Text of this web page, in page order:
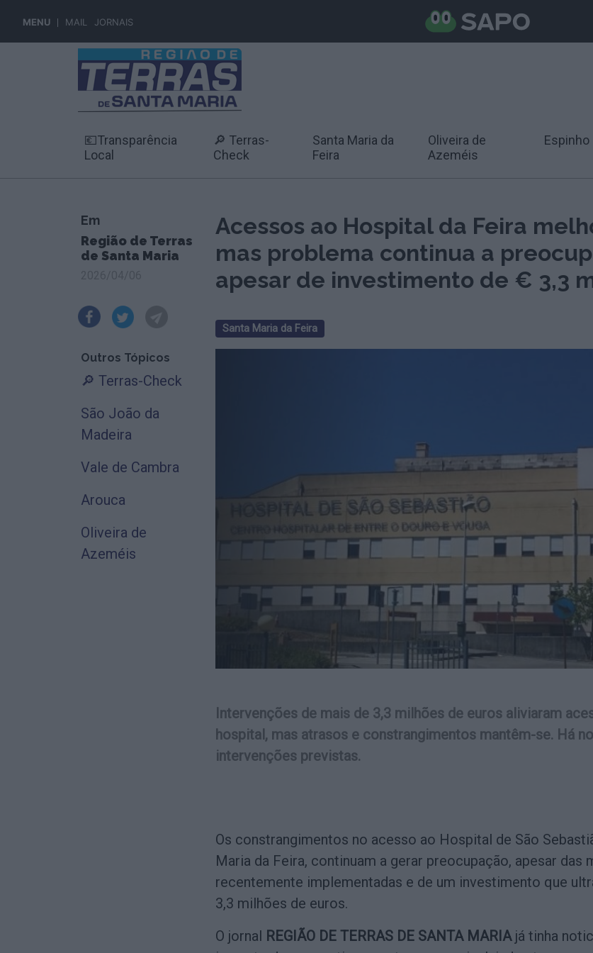
MENU MAIL JORNAIS
💶Transparência
Local
🔎 Terras-
Check
Santa Maria da
Feira
Oliveira de
Azeméis
Espinho
Em
Região de Terras
de Santa Maria
Outros Tópicos
🔎 Terras-Check
São João da
Madeira
Vale de Cambra
Arouca
Oliveira de
Azeméis
Acessos ao Hospital da Feira
mas problema continua a
apesar de investimento de € 3,3
Santa Maria da Feira
Intervenções de mais de 3,3 milhões de euros aliviaram
hospital, mas atrasos e constrangimentos mantêm-se. Há
intervenções previstas.
Os constrangimentos no acesso ao Hospital de São
Maria da Feira, continuam a gerar preocupação, apesar das
recentemente implementadas e de um investimento que
3,3 milhões de euros.
O jornal
REGIÃO DE TERRAS DE SANTA MARIA já tinha